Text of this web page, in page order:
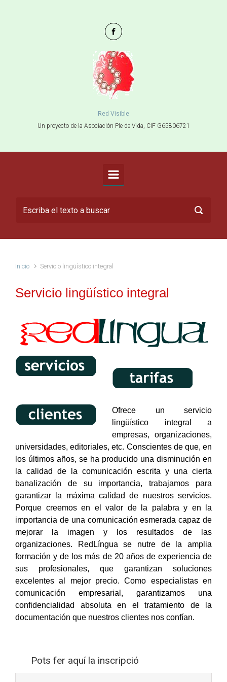
Red Visible
Un proyecto de la Asociación Ple de Vida, CIF G65806721
Inicio Servicio lingüístico integral
Servicio lingüístico integral
Ofrece un servicio
lingüístico integral a
empresas, organizaciones,
universidades, editoriales, etc. Conscientes de que, en
los últimos años, se ha producido una disminución en
la calidad de la comunicación escrita y una cierta
banalización de su importancia, trabajamos para
garantizar la máxima calidad de nuestros servicios.
Porque creemos en el valor de la palabra y en la
importancia de una comunicación esmerada capaz de
mejorar la imagen y los resultados de las
organizaciones. RedLíngua se nutre de la amplia
formación y de los más de 20 años de experiencia de
sus profesionales, que garantizan soluciones
excelentes al mejor precio. Como especialistas en
comunicación empresarial, garantizamos una
confidencialidad absoluta en el tratamiento de la
documentación que nuestros clientes nos confían.
Pots fer aquí la inscripció